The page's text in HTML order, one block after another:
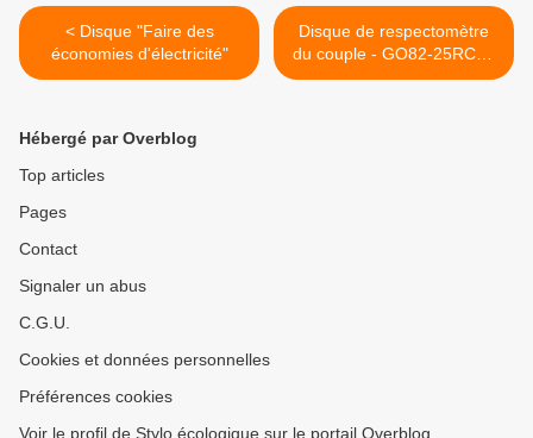
< Disque "Faire des
économies d'électricité"
Disque de respectomètre
du couple - GO82-25RC01
>
Hébergé par Overblog
Top articles
Pages
Contact
Signaler un abus
C.G.U.
Cookies et données personnelles
Préférences cookies
Voir le profil de Stylo écologique sur le portail Overblog